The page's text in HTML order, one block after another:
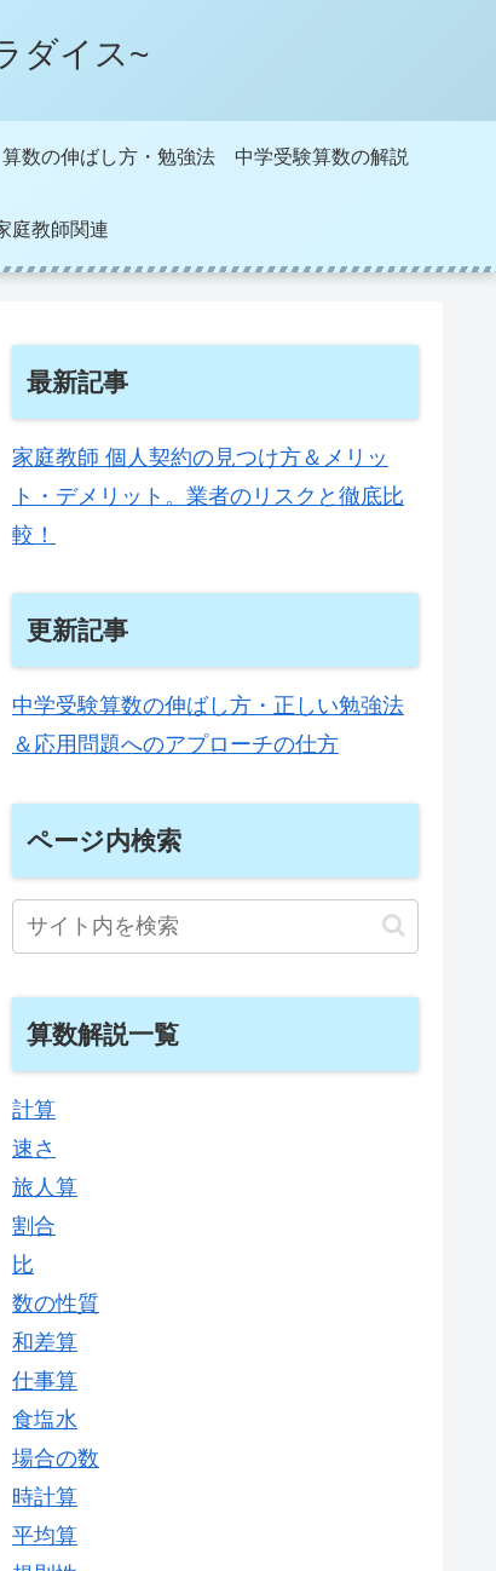
ダイス~
算数の伸ばし方・勉強法 中学受験算数の解説
庭教師関連
最新記事
家庭教師 個人契約の見つけ方＆メリッ
ト・デメリット。業者のリスクと徹底比
較！
更新記事
中学受験算数の伸ばし方・正しい勉強法
＆応用問題へのアプローチの仕方
ページ内検索
算数解説一覧
計算
速さ
旅人算
割合
比
数の性質
和差算
仕事算
食塩水
場合の数
時計算
平均算